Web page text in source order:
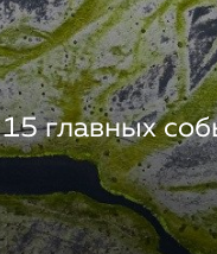
15 главных